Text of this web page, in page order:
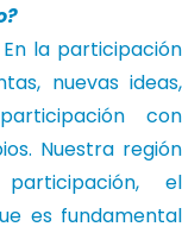
En la participación
nuevas ideas,
con
Nuestra región
el
es fundamental